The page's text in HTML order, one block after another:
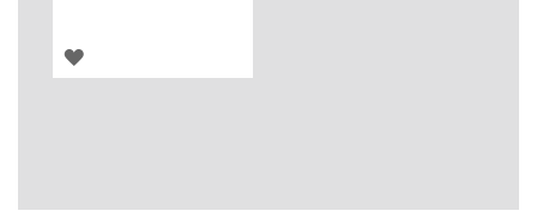
ADICIONAR